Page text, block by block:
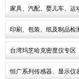
家具、汽配、婴儿车、运
印刷、包装、纸及制品检
台湾玛芝哈克密度仪专区
恒广系列传感器、显示仪